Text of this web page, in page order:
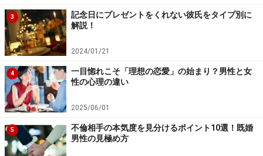
3
記念日にプレゼントをくれない彼氏をタイプ別に
解説！
2024/01/21
4
一目惚れこそ「理想の恋愛」の始まり？男性と女
性の心理の違い
2025/06/01
5
不倫相手の本気度を見分けるポイント10選！既婚
男性の見極め方